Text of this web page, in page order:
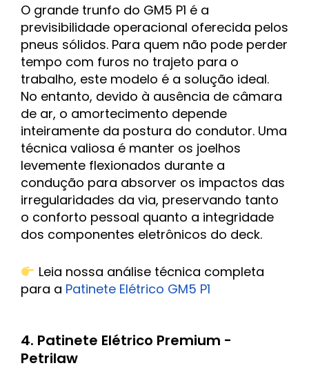
O grande trunfo do GM5 P1 é a
previsibilidade operacional oferecida pelos
pneus sólidos. Para quem não pode perder
tempo com furos no trajeto para o
trabalho, este modelo é a solução ideal.
No entanto, devido à ausência de câmara
de ar, o amortecimento depende
inteiramente da postura do condutor. Uma
técnica valiosa é manter os joelhos
levemente flexionados durante a
condução para absorver os impactos das
irregularidades da via, preservando tanto
o conforto pessoal quanto a integridade
dos componentes eletrônicos do deck.
Leia nossa análise técnica completa
para a Patinete Elétrico GM5 P1
4. Patinete Elétrico Premium -
Petrilaw